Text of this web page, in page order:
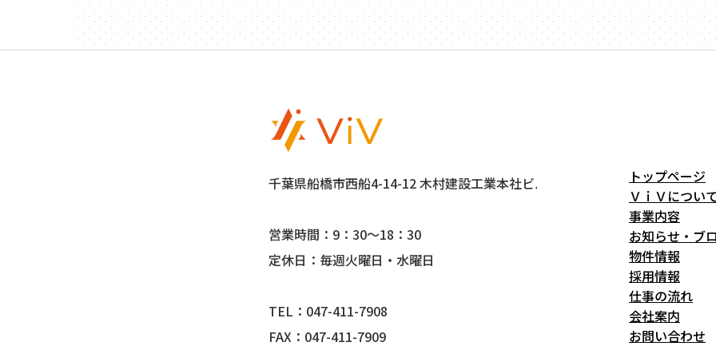
千葉県船橋市西船4-14-12 木村建設工業本社ビル5階
営業時間：9：30～18：30
定休日：毎週火曜日・水曜日
TEL：047-411-7908
FAX：047-411-7909
トップページ
ＶｉＶについ
事業内容
お知らせ・ブ
物件情報
採用情報
仕事の流れ
会社案内
お問い合わせ